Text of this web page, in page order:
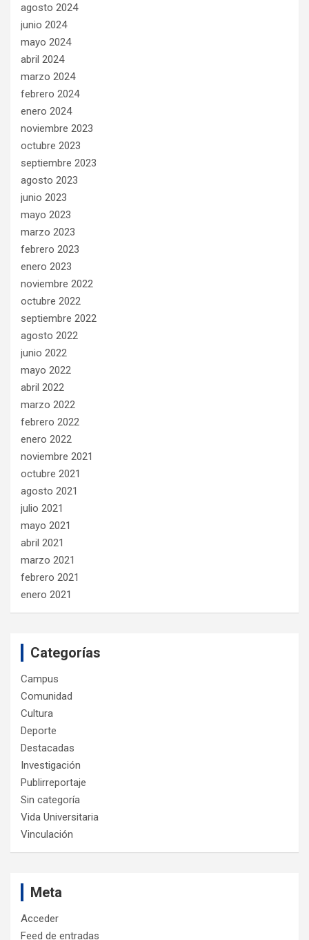
agosto 2024
junio 2024
mayo 2024
abril 2024
marzo 2024
febrero 2024
enero 2024
noviembre 2023
octubre 2023
septiembre 2023
agosto 2023
junio 2023
mayo 2023
marzo 2023
febrero 2023
enero 2023
noviembre 2022
octubre 2022
septiembre 2022
agosto 2022
junio 2022
mayo 2022
abril 2022
marzo 2022
febrero 2022
enero 2022
noviembre 2021
octubre 2021
agosto 2021
julio 2021
mayo 2021
abril 2021
marzo 2021
febrero 2021
enero 2021
Categorías
Campus
Comunidad
Cultura
Deporte
Destacadas
Investigación
Publirreportaje
Sin categoría
Vida Universitaria
Vinculación
Meta
Acceder
Feed de entradas